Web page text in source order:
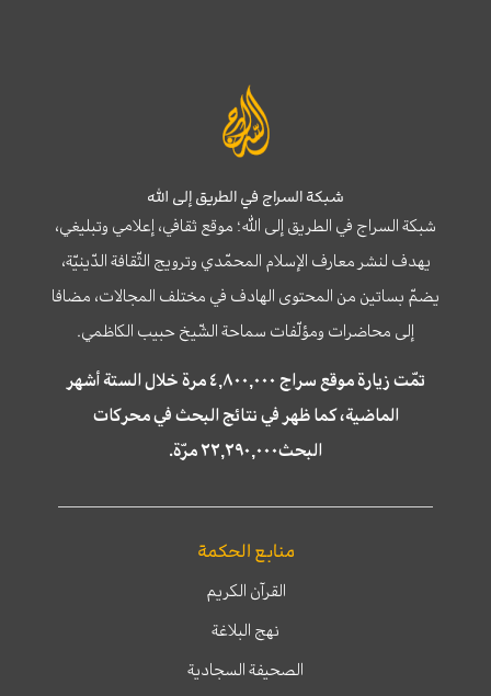
شبكة السراج في الطريق إلى الله
شبكة السراج في الطريق إلى الله؛ موقع ثقافي، إعلامي وتبليغي،
يهدف لنشر معارف الإسلام المحمّدي وترويج الثّقافة الدّينيّة،
يضمّ بساتين من المحتوى الهادف في مختلف المجالات، مضافا
إلى محاضرات ومؤلّفات سماحة الشّيخ حبيب الكاظمي.
تمّت زيارة موقع سراج ٤,٨٠٠,٠٠٠ مرة خلال الستة أشهر
الماضية، كما ظهر في نتائج البحث في محركات
البحث٢٢,٢٩٠,٠٠٠ مرّة.
منابع الحكمة
القرآن الكريم
نهج البلاغة
الصحيفة السجادية